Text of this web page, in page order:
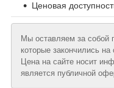
Ценовая
Мы оставляем за собой
которые закончились
Цена на сайте носит
является публичной